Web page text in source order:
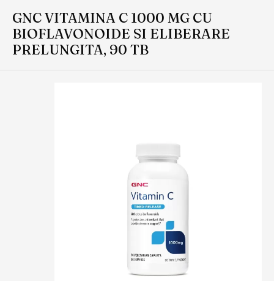
GNC VITAMINA C 1000 MG CU
BIOFLAVONOIDE SI ELIBERARE
PRELUNGITA, 90 TB